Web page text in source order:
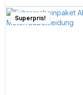
Superpris!